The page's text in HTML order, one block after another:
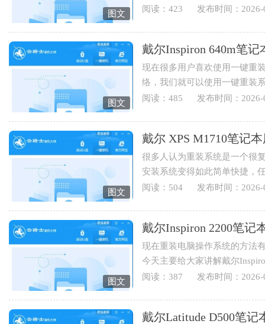
图文
Latitude E6400笔记本用云骑士
阅读：423 发布时间：2026-
图文
戴尔Inspiron 640m笔
现在很多用户喜欢使用一键重
络，我们就可以使用一键重装
Inspiron 640m笔记本用云骑士
阅读：485 发布时间：2026-
图文
戴尔 XPS M1710笔记
很多人认为重装系统是一个很
安装系统变得如此简单快捷，
装系统，下面就为您讲解戴...
阅读：504 发布时间：2026-
图文
戴尔Inspiron 2200笔记
现在重装电脑操作系统的方法
今天主要给大家讲解戴尔
伴可以学起来哟。1.打开云骑
阅读：387 发布时间：2026-
戴尔Latitude D500笔